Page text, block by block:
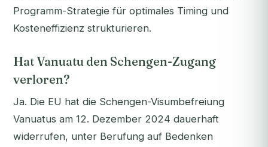
Programm-Strategie für optimales Timing und
Kosteneffizienz strukturieren.
Hat Vanuatu den Schengen-Zugang
verloren?
Ja. Die EU hat die Schengen-Visumbefreiung
Vanuatus am 12. Dezember 2024 dauerhaft
widerrufen, unter Berufung auf Bedenken